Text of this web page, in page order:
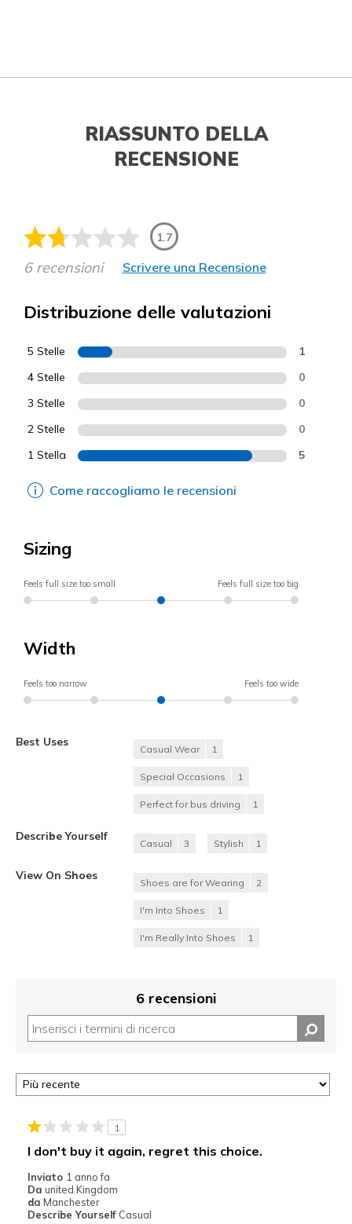
RIASSUNTO DELLA
RECENSIONE
1.7
6 recensioni Scrivere una Recensione
Distribuzione delle valutazioni
5 Stelle 1
4 Stelle 0
3 Stelle 0
2 Stelle 0
1 Stella 5
Come raccogliamo le recensioni
Sizing
Feels full size too small Feels full size too big
Width
Feels too narrow Feels too wide
Best Uses
Casual Wear 1
Special Occasions 1
Perfect for bus driving 1
Describe Yourself
Casual 3 Stylish 1
View On Shoes
Shoes are for Wearing 2
I'm Into Shoes 1
I'm Really Into Shoes 1
6 recensioni
1
I don't buy it again, regret this choice.
Inviato 1 anno fa
Da united Kingdom
da Manchester
Describe Yourself Casual